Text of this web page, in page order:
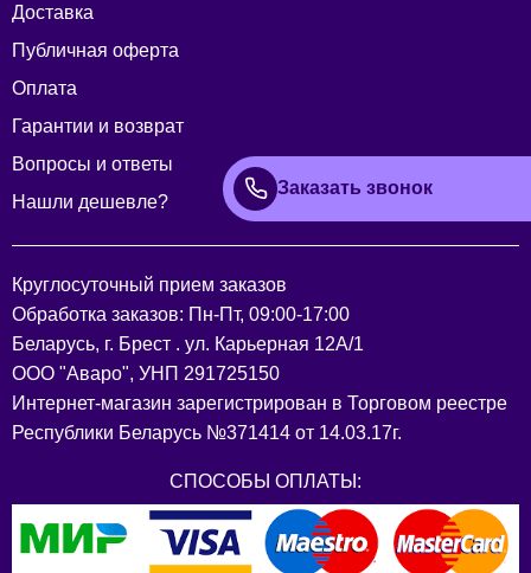
Доставка
Публичная оферта
Оплата
Гарантии и возврат
Вопросы и ответы
Нашли дешевле?
Заказать звонок
Круглосуточный прием заказов
Обработка заказов: Пн-Пт, 09:00-17:00
Беларусь, г. Брест . ул. Карьерная 12А/1
ООО "Аваро", УНП 291725150
Интернет-магазин зарегистрирован в Торговом реестре
Республики Беларусь №371414 от 14.03.17г.
СПОСОБЫ ОПЛАТЫ: